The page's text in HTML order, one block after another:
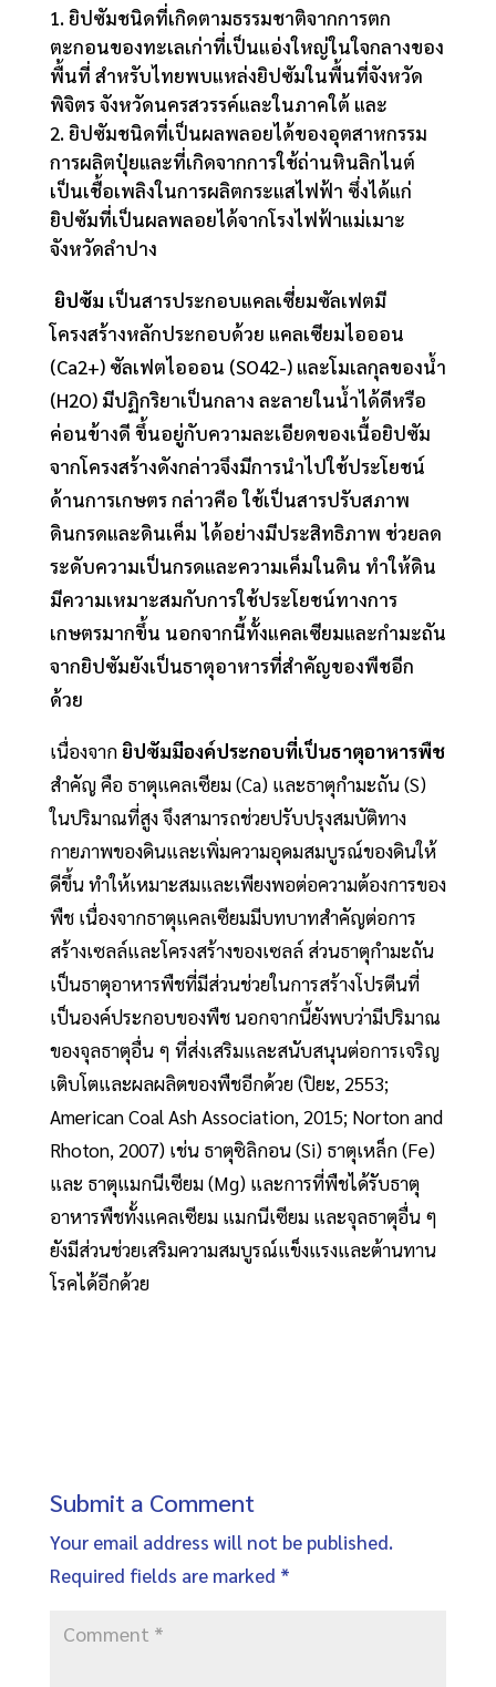
ยิปซัมชนิดที่เกิดตามธรรมชาติจากการตก
ตะกอนของทะเลเก่าที่เป็นแอ่งใหญ่ในใจกลางของ
พื้นที่ สำหรับไทยพบแหล่งยิปซัมในพื้นที่จังหวัด
พิจิตร จังหวัดนครสวรรค์และในภาคใต้ และ
ยิปซัมชนิดที่เป็นผลพลอยได้ของอุตสาหกรรม
การผลิตปุ๋ยและที่เกิดจากการใช้ถ่านหินลิกไนต์
เป็นเชื้อเพลิงในการผลิตกระแสไฟฟ้า ซึ่งได้แก่
ยิปซัมที่เป็นผลพลอยได้จากโรงไฟฟ้าแม่เมาะ
จังหวัดลำปาง
ยิปซัม เป็นสารประกอบแคลเซี่ยมซัลเฟตมี
โครงสร้างหลักประกอบด้วย แคลเซียมไอออน
(Ca2+) ซัลเฟตไอออน (SO42-) และโมเลกุลของน้ำ
(H2O) มีปฏิกริยาเป็นกลาง ละลายในน้ำได้ดีหรือ
ค่อนข้างดี ขึ้นอยู่กับความละเอียดของเนื้อยิปซัม
จากโครงสร้างดังกล่าวจึงมีการนำไปใช้ประโยชน์
ด้านการเกษตร กล่าวคือ ใช้เป็นสารปรับสภาพ
ดินกรดและดินเค็ม ได้อย่างมีประสิทธิภาพ ช่วยลด
ระดับความเป็นกรดและความเค็มในดิน ทำให้ดิน
มีความเหมาะสมกับการใช้ประโยชน์ทางการ
เกษตรมากขึ้น นอกจากนี้ทั้งแคลเซียมและกำมะถัน
จากยิปซัมยังเป็นธาตุอาหารที่สำคัญของพืชอีก
ด้วย
เนื่องจาก ยิปซัมมีองค์ประกอบที่เป็นธาตุอาหารพืช
สำคัญ คือ ธาตุแคลเซียม (Ca) และธาตุกำมะถัน (S)
ในปริมาณที่สูง จึงสามารถช่วยปรับปรุงสมบัติทาง
กายภาพของดินและเพิ่มความอุดมสมบูรณ์ของดินให้
ดีขึ้น ทำให้เหมาะสมและเพียงพอต่อความต้องการของ
พืช เนื่องจากธาตุแคลเซียมมีบทบาทสำคัญต่อการ
สร้างเซลล์และโครงสร้างของเซลล์ ส่วนธาตุกำมะถัน
เป็นธาตุอาหารพืชที่มีส่วนช่วยในการสร้างโปรตีนที่
เป็นองค์ประกอบของพืช นอกจากนี้ยังพบว่ามีปริมาณ
ของจุลธาตุอื่น ๆ ที่ส่งเสริมและสนับสนุนต่อการเจริญ
เติบโตและผลผลิตของพืชอีกด้วย (ปิยะ, 2553;
American Coal Ash Association, 2015; Norton and
Rhoton, 2007) เช่น ธาตุซิลิกอน (Si) ธาตุเหล็ก (Fe)
และ ธาตุแมกนีเซียม (Mg) และการที่พืชได้รับธาตุ
อาหารพืชทั้งแคลเซียม แมกนีเซียม และจุลธาตุอื่น ๆ
ยังมีส่วนช่วยเสริมความสมบูรณ์แข็งแรงและต้านทาน
โรคได้อีกด้วย
Submit a Comment
Your email address will not be published.
Required fields are marked *